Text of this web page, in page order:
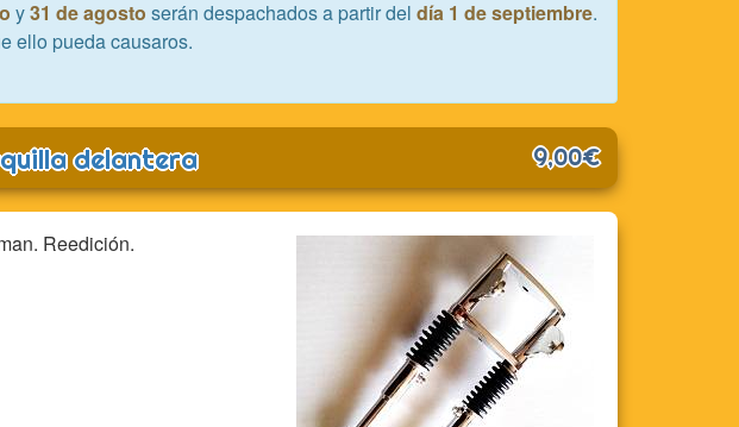
y31 de agosto serán despachados a partir del día 1 de septiembre.
ello pueda causaros.
delantera 9,00€
Reedición.